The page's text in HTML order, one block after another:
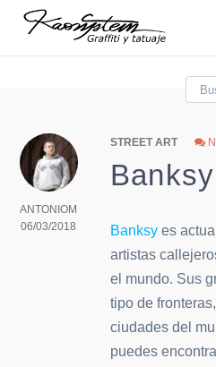
Blog
ANTONIOM
06/03/2018
STREET ART
Banksy es
artistas
el mundo. Sus
tipo de
ciudades del
puedes